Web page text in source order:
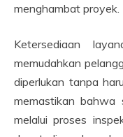
menghambat proyek.
Ketersediaan
memudahkan
diperlukan tanpa
memastikan
melalui proses